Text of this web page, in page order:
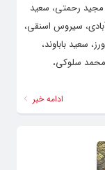
مجید رحمتی، سعید
سیروس اسنقی،
سعید باباوند،
سلوکی،
ادامه خبر